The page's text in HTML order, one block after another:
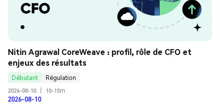
Nitin Agrawal CoreWeave : profil, rôle de CFO et
enjeux des résultats
Débutant
Régulation
2026-08-10
10-15m
2026-08-10